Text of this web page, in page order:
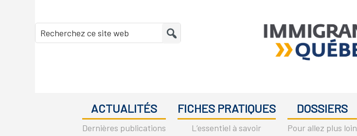
Québec
entre
Recherchez
ce
ACTUALITÉS
Dernières publications
FICHES PRATIQUES
L’essentiel à savoir
DOSSIERS
Pour allez plus loin